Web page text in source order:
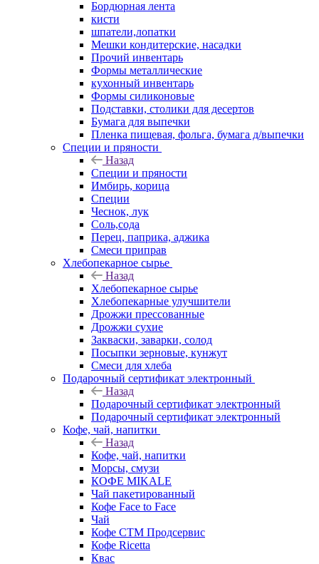
Бордюрная лента
кисти
шпатели,лопатки
Мешки кондитерские, насадки
Прочий инвентарь
Формы металлические
кухонный инвентарь
Формы силиконовые
Подставки, столики для десертов
Бумага для выпечки
Пленка пищевая, фольга, бумага д/выпечки
Специи и пряности
Назад
Специи и пряности
Имбирь, корица
Специи
Чеснок, лук
Соль,сода
Перец, паприка, аджика
Смеси приправ
Хлебопекарное сырье
Назад
Хлебопекарное сырье
Хлебопекарные улучшители
Дрожжи прессованные
Дрожжи сухие
Закваски, заварки, солод
Посыпки зерновые, кунжут
Смеси для хлеба
Подарочный сертификат электронный
Назад
Подарочный сертификат электронный
Подарочный сертификат электронный
Кофе, чай, напитки
Назад
Кофе, чай, напитки
Морсы, смузи
КОФЕ MIKALE
Чай пакетированный
Кофе Face to Face
Чай
Кофе СТМ Продсервис
Кофе Ricetta
Квас